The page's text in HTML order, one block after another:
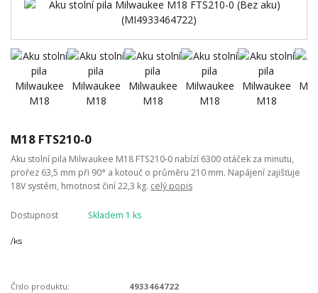
M18 FTS210-0
Aku stolní pila Milwaukee M18 FTS210-0 nabízí 6300 otáček za minutu,
prořez 63,5 mm při 90° a kotouč o průměru 210 mm. Napájení zajišťuje
18V systém, hmotnost činí 22,3 kg. celý popis
Dostupnost Skladem 1 ks
/ks
Číslo produktu: 4933464722